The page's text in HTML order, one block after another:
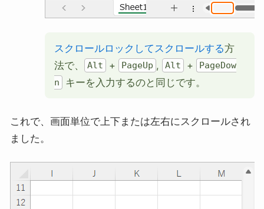
スクロールロックしてスクロールする方
法で、
Alt + PageUp , Alt +
PageDow
n
キーを入力するのと同じです。
これで、画面単位で上下または左右にスクロールされ
ました。